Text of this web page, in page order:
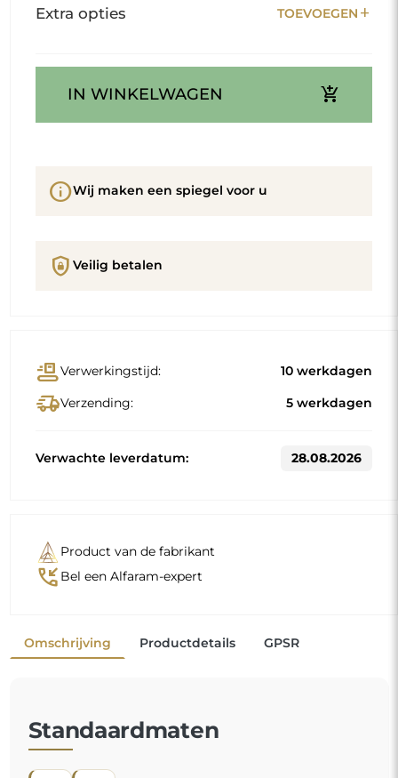
Extra opties TOEVOEGEN add
IN WINKELWAGEN add_shopping_cart
infoWij maken een spiegel voor u
shield_lock Veilig betalen
conveyor_beltVerwerkingstijd: 10 werkdagen
delivery_truck_speedVerzending: 5 werkdagen
Verwachte leverdatum: 28.08.2026
Product van de fabrikant
phone_callback Bel een Alfaram-expert
Omschrijving Productdetails GPSR
Standaardmaten